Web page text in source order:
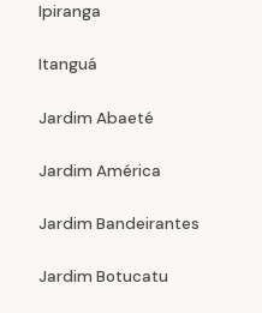
Ipiranga
Itanguá
Jardim Abaeté
Jardim América
Jardim Bandeirantes
Jardim Botucatu